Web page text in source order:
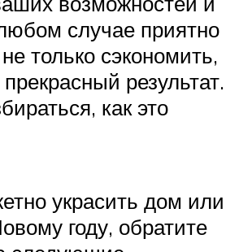
случае приятно
только сэкономить,
результат.
как это
украсить дом или
году, обратите